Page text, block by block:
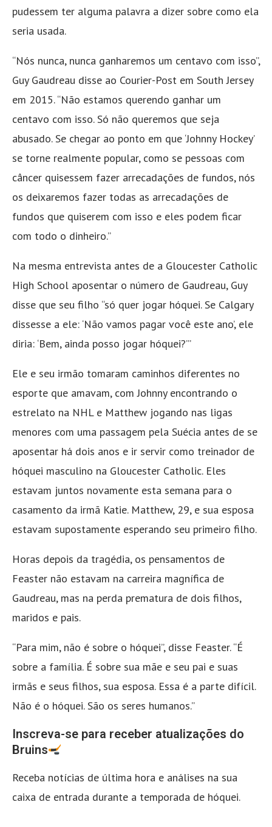
pudessem ter alguma palavra a dizer sobre como ela
seria usada.
“Nós nunca, nunca ganharemos um centavo com isso”,
Guy Gaudreau disse ao Courier-Post em South Jersey
em 2015. “Não estamos querendo ganhar um
centavo com isso. Só não queremos que seja
abusado. Se chegar ao ponto em que ‘Johnny Hockey’
se torne realmente popular, como se pessoas com
câncer quisessem fazer arrecadações de fundos, nós
os deixaremos fazer todas as arrecadações de
fundos que quiserem com isso e eles podem ficar
com todo o dinheiro.”
Na mesma entrevista antes de a Gloucester Catholic
High School aposentar o número de Gaudreau, Guy
disse que seu filho “só quer jogar hóquei. Se Calgary
dissesse a ele: ‘Não vamos pagar você este ano’, ele
diria: ‘Bem, ainda posso jogar hóquei?’”
Ele e seu irmão tomaram caminhos diferentes no
esporte que amavam, com Johnny encontrando o
estrelato na NHL e Matthew jogando nas ligas
menores com uma passagem pela Suécia antes de se
aposentar há dois anos e ir servir como treinador de
hóquei masculino na Gloucester Catholic. Eles
estavam juntos novamente esta semana para o
casamento da irmã Katie. Matthew, 29, e sua esposa
estavam supostamente esperando seu primeiro filho.
Horas depois da tragédia, os pensamentos de
Feaster não estavam na carreira magnífica de
Gaudreau, mas na perda prematura de dois filhos,
maridos e pais.
“Para mim, não é sobre o hóquei”, disse Feaster. “É
sobre a família. É sobre sua mãe e seu pai e suas
irmãs e seus filhos, sua esposa. Essa é a parte difícil.
Não é o hóquei. São os seres humanos.”
Inscreva-se para receber atualizações do
Bruins
Receba notícias de última hora e análises na sua
caixa de entrada durante a temporada de hóquei.